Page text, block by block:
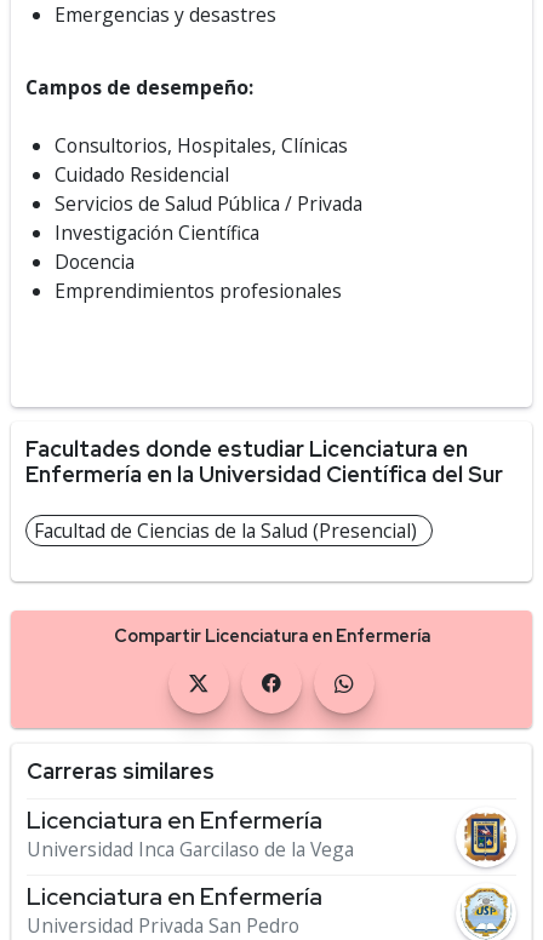
Emergencias y desastres
Campos de desempeño:
Consultorios, Hospitales, Clínicas
Cuidado Residencial
Servicios de Salud Pública / Privada
Investigación Científica
Docencia
Emprendimientos profesionales
Facultades donde estudiar Licenciatura en
Enfermería en la Universidad Científica del Sur
Facultad de Ciencias de la Salud (Presencial)
Compartir Licenciatura en Enfermería
Carreras similares
Licenciatura en Enfermería
Universidad Inca Garcilaso de la Vega
Licenciatura en Enfermería
Universidad Privada San Pedro